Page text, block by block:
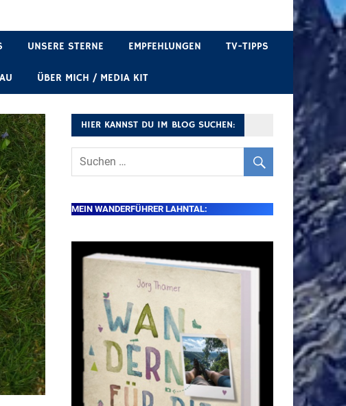
UNSERE STERNE EMPFEHLUNGEN TV-TIPPS
ÜBER MICH / MEDIA KIT
HIER KANNST DU IM BLOG SUCHEN:
MEIN WANDERFÜHRER LAHNTAL: